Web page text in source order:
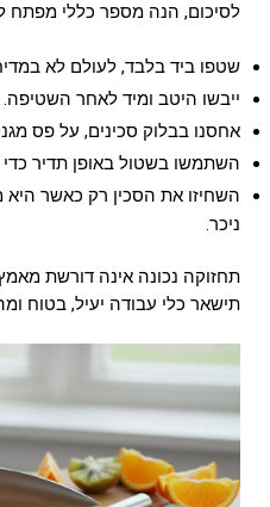
לסיכום, הנה מספר כללי מפתח
שטפו ביד בלבד, לעולם לא
ייבשו היטב ומיד לאחר השטיפה.
אחסנו בבלוק סכינים, על פס
השתמשו בשטול באופן תדיר
השחיזו את הסכין רק כאשר
ניכר.
תחזוקה נכונה אינה דורשת
תישאר כלי עבודה יעיל, בטוח